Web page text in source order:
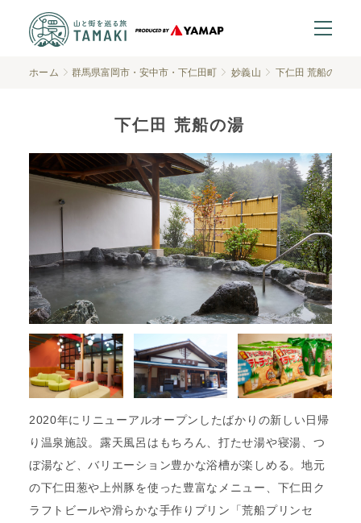
ホーム 群馬県富岡市・安中市・下仁田町 妙義山 下仁田 荒船の湯
下仁田 荒船の湯
2020年にリニューアルオープンしたばかりの新しい日帰
り温泉施設。露天風呂はもちろん、打たせ湯や寝湯、つ
ぼ湯など、バリエーション豊かな浴槽が楽しめる。地元
の下仁田葱や上州豚を使った豊富なメニュー、下仁田ク
ラフトビールや滑らかな手作りプリン「荒船プリンセ